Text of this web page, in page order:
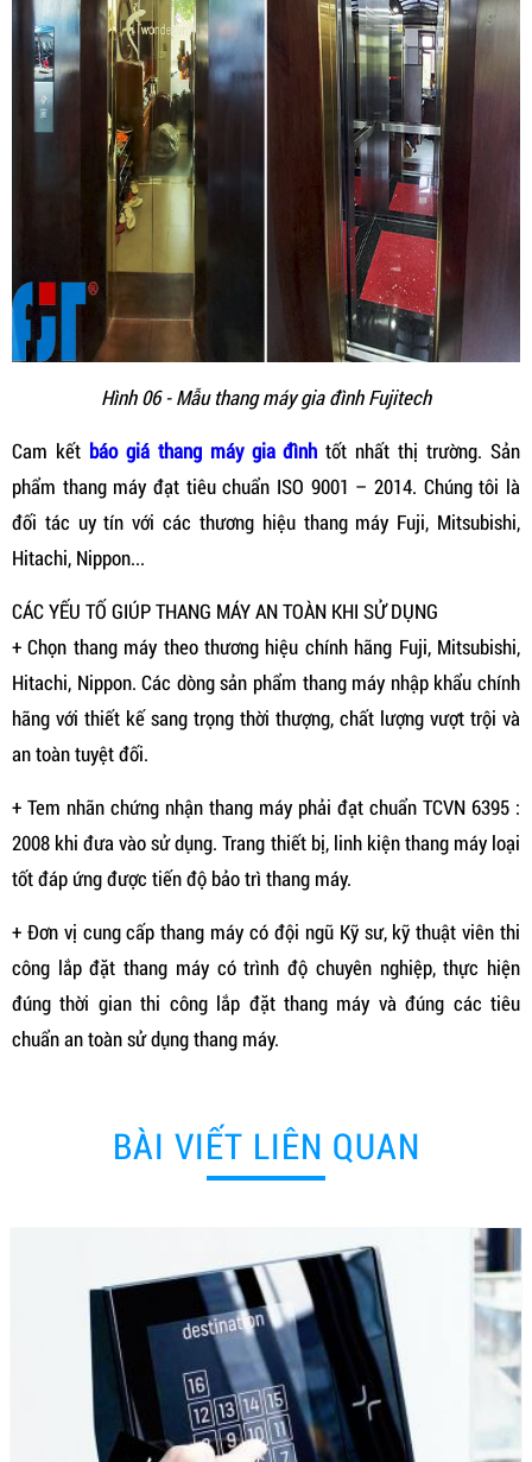
Hình 06 - Mẫu thang máy gia đình Fujitech
Cam kết báo giá thang máy gia đình tốt nhất thị trường. Sản
phẩm thang máy đạt tiêu chuẩn ISO 9001 – 2014. Chúng tôi là
đối tác uy tín với các thương hiệu thang máy Fuji, Mitsubishi,
Hitachi, Nippon...
CÁC YẾU TỐ GIÚP THANG MÁY AN TOÀN KHI SỬ DỤNG
+ Chọn thang máy theo thương hiệu chính hãng Fuji, Mitsubishi,
Hitachi, Nippon. Các dòng sản phẩm thang máy nhập khẩu chính
hãng với thiết kế sang trọng thời thượng, chất lượng vượt trội và
an toàn tuyệt đối.
+ Tem nhãn chứng nhận thang máy phải đạt chuẩn TCVN 6395 :
2008 khi đưa vào sử dụng. Trang thiết bị, linh kiện thang máy loại
tốt đáp ứng được tiến độ bảo trì thang máy.
+ Đơn vị cung cấp thang máy có đội ngũ Kỹ sư, kỹ thuật viên thi
công lắp đặt thang máy có trình độ chuyên nghiệp, thực hiện
đúng thời gian thi công lắp đặt thang máy và đúng các tiêu
chuẩn an toàn sử dụng thang máy.
BÀI VIẾT LIÊN QUAN